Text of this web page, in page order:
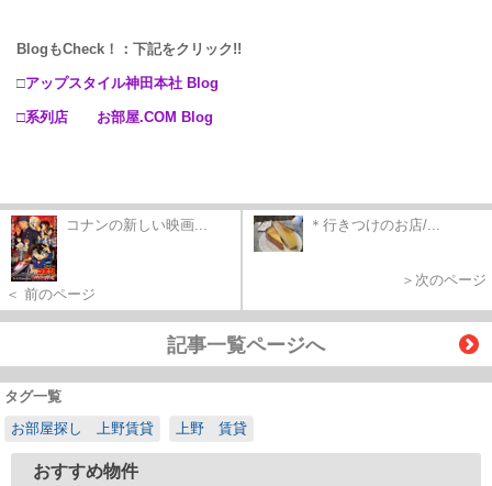
BlogもCheck！：下記をクリック!!
□アップスタイル神田本社 Blog
□系列店 お部屋.COM Blog
コナンの新しい映画...
＜ 前のページ
＊行きつけのお店/...
＞次のページ
記事一覧ページへ
タグ一覧
お部屋探し 上野賃貸
上野 賃貸
おすすめ物件